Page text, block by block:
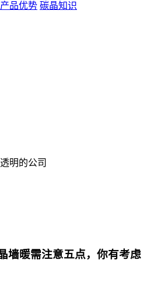
产品优势 碳晶知识
明的公司
墙暖需注意五点，你有考虑